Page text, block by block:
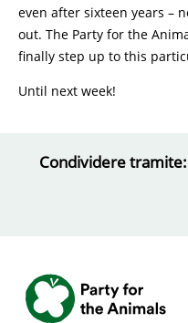
even after sixteen years –
out. The Party for the
finally step up to this
Until next week!
Condividere tramite: